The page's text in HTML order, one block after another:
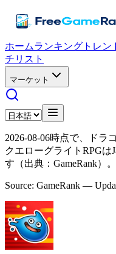
ホームランキング トレン
チリスト
マーケット
2026-08-06時点で、ドラ
クエローグライトRPGは
す（出典：GameRank）。
Source: GameRank —